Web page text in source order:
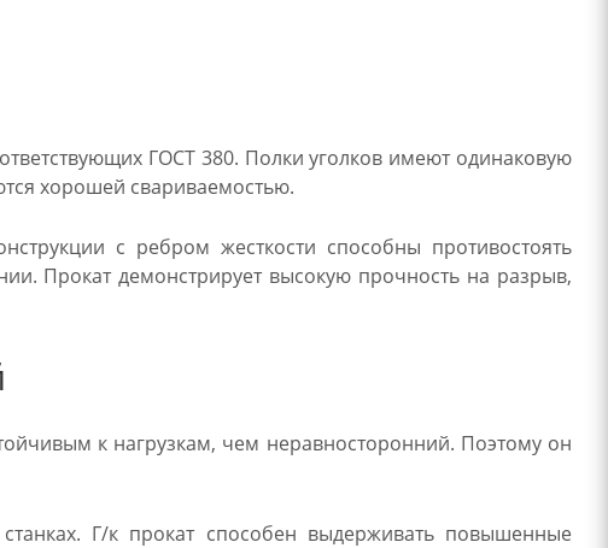
ГОСТ 380. Полки уголков имеют одинаковую
хорошей свариваемостью.
с ребром жесткости способны противостоять
Прокат демонстрирует высокую прочность на разрыв,
к нагрузкам, чем неравносторонний. Поэтому он
Г/к прокат способен выдерживать повышенные